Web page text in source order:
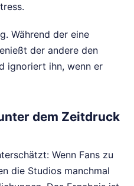
Während der eine
der andere den
ignoriert ihn, wenn er
dem Zeitdruck
Wenn Fans zu
die Studios manchmal